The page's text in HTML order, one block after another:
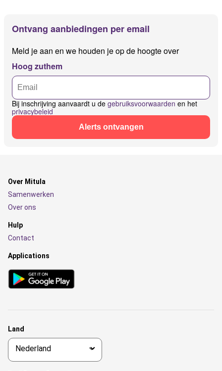
Ontvang aanbiedingen per email
Meld je aan en we houden je op de hoogte over
Hoog zuthem
Bij inschrijving aanvaardt u de gebruiksvoorwaarden en het
privacybeleid
Alerts ontvangen
Over Mitula
Samenwerken
Over ons
Hulp
Contact
Applications
Land